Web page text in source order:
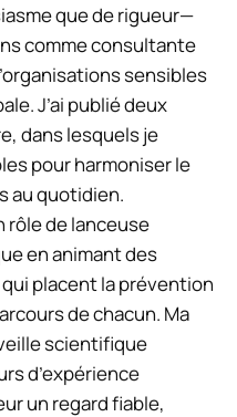
que de rigueur—
comme consultante
sensibles
J’ai publié deux
dans lesquels je
pour harmoniser le
au quotidien.
rôle de lanceuse
en animant des
placent la prévention
de chacun. Ma
scientifique
d’expérience
un regard fiable,